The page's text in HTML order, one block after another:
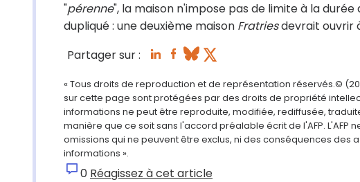
"pérenne", la maison n'impose pas de limite à la
dupliqué : une deuxième maison Fratriesdevrait ouvrir
Partager sur :
« Tous droits de reproduction et de représentation réservés.©
sur cette page sont protégées par des droits de propriété
informations ne peut être reproduite, modifiée, rediffusée,
manière que ce soit sans l'accord préalable écrit de l'AFP.
omissions qui ne peuvent être exclus, ni des conséquences des
informations ».
0 Réagissez à cet article